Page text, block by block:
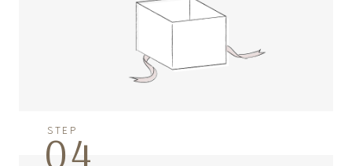
STEP
04